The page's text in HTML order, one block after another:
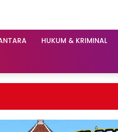
HUKUM & KRIMINAL